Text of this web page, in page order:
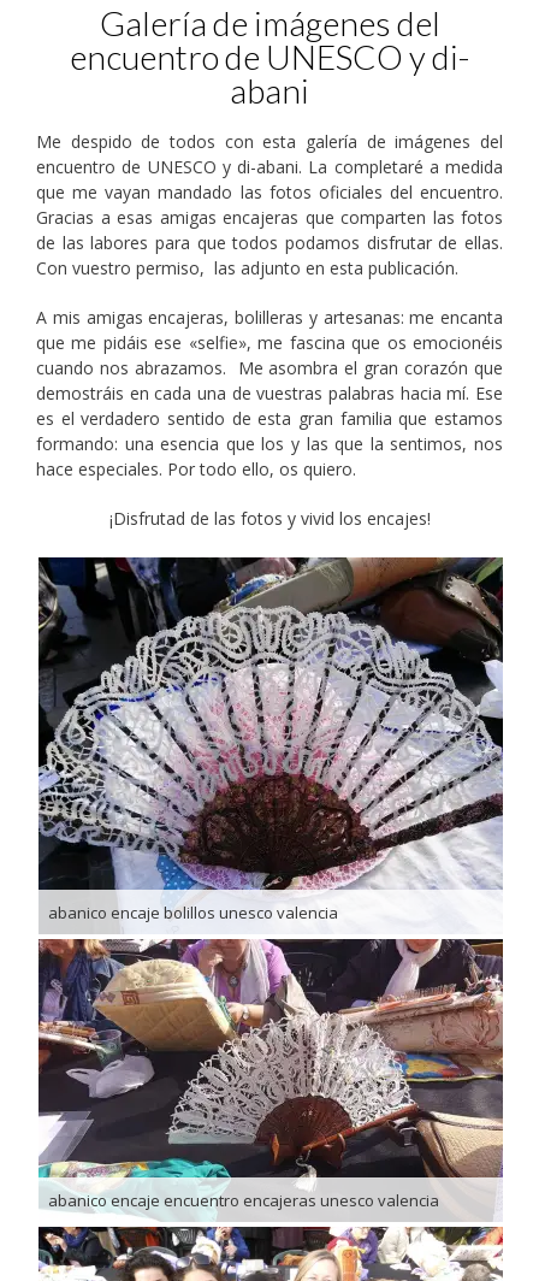
Galería de imágenes del
encuentro de UNESCO y di-
abani
Me despido de todos con esta galería de imágenes del
encuentro de UNESCO y di-abani. La completaré a medida
que me vayan mandado las fotos oficiales del encuentro.
Gracias a esas amigas encajeras que comparten las fotos
de las labores para que todos podamos disfrutar de ellas.
Con vuestro permiso, las adjunto en esta publicación.
A mis amigas encajeras, bolilleras y artesanas: me encanta
que me pidáis ese «selfie», me fascina que os emocionéis
cuando nos abrazamos. Me asombra el gran corazón que
demostráis en cada una de vuestras palabras hacia mí. Ese
es el verdadero sentido de esta gran familia que estamos
formando: una esencia que los y las que la sentimos, nos
hace especiales. Por todo ello, os quiero.
¡Disfrutad de las fotos y vivid los encajes!
abanico encaje bolillos unesco valencia
abanico encaje encuentro encajeras unesco valencia